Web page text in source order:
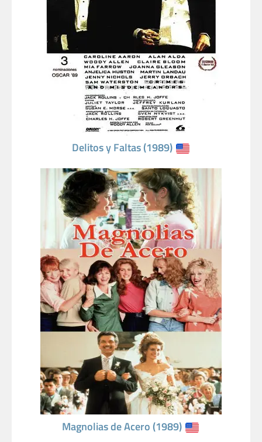
Delitos y Faltas (1989)
Magnolias de Acero (1989)